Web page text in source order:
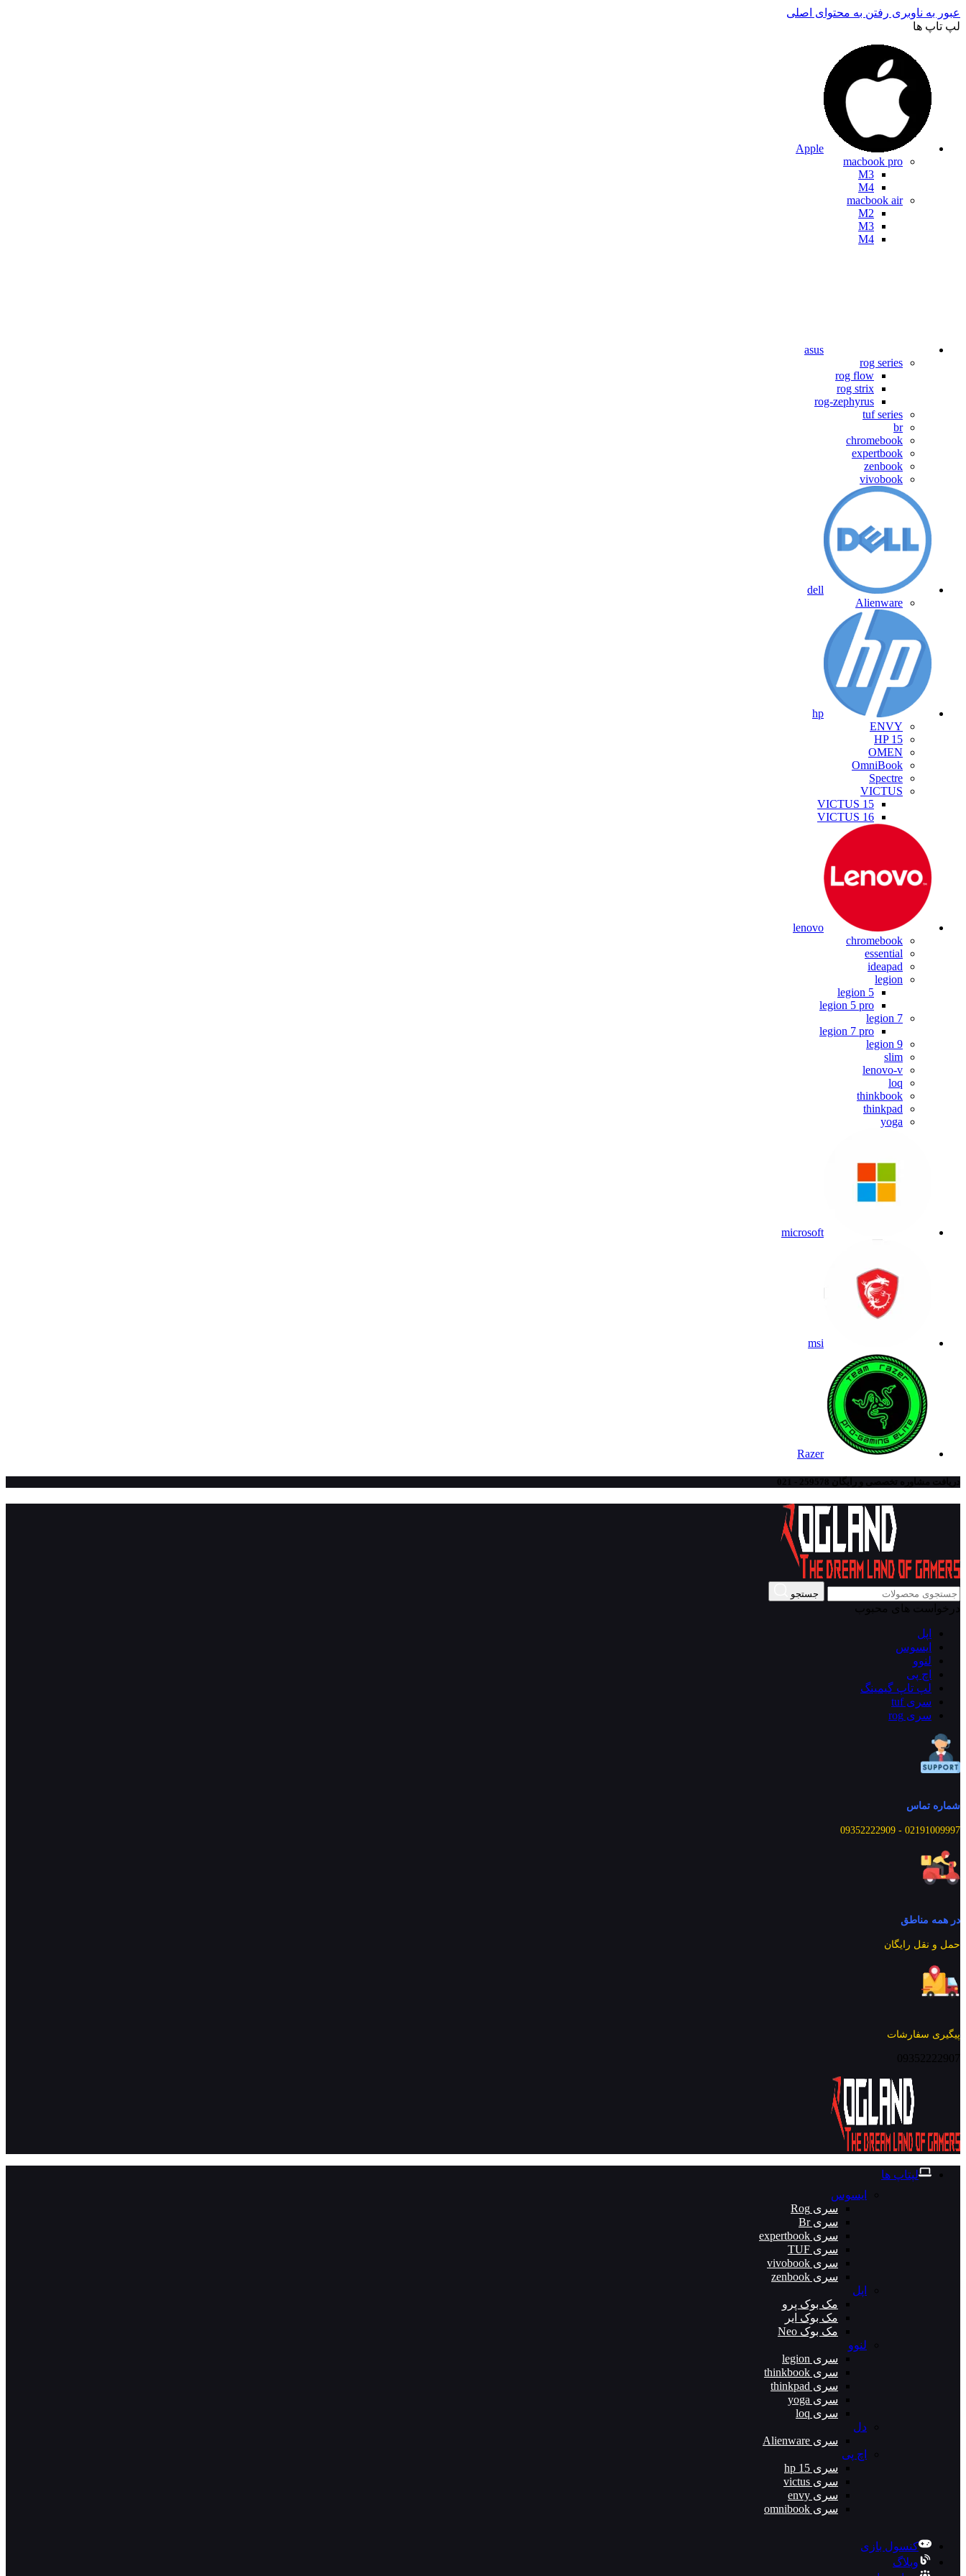
عبور به ناوبری رفتن به محتوای اصلی
لپ تاپ ها
Apple
macbook pro
M3
M4
macbook air
M2
M3
M4
asus
rog series
rog flow
rog strix
rog-zephyrus
tuf series
br
chromebook
expertbook
zenbook
vivobook
dell
Alienware
hp
ENVY
HP 15
OMEN
OmniBook
Spectre
VICTUS
VICTUS 15
VICTUS 16
lenovo
chromebook
essential
ideapad
legion
legion 5
legion 5 pro
legion 7
legion 7 pro
legion 9
slim
lenovo-v
loq
thinkbook
thinkpad
yoga
microsoft
msi
Razer
دریافت مشاوره تخصصی و رایگان 259578 - 021
جستجو
درخواست های محبوب
اپل
ایسوس
لنوو
اچ پی
لپ تاپ گیمینگ
سری tuf
سری rog
شماره تماس
02191009997 - 09352222909
در همه مناطق
حمل و نقل رایگان
پیگیری سفارشات
09352222907
لپتاپ ها
ایسوس
سری Rog
سری Br
سری expertbook
سری TUF
سری vivobook
سری zenbook
اپل
مک بوک پرو
مک بوک ایر
مک بوک Neo
لنوو
سری legion
سری thinkbook
سری thinkpad
سری yoga
سری loq
دل
سری Alienware
اچ پی
سری hp 15
سری victus
سری envy
سری omnibook
کنسول بازی
وبلاگ